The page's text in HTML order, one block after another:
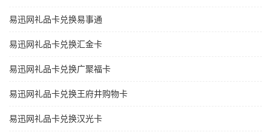
易迅网礼品卡兑换易事通
易迅网礼品卡兑换汇金卡
易迅网礼品卡兑换广聚福卡
易迅网礼品卡兑换王府井购物卡
易迅网礼品卡兑换汉光卡